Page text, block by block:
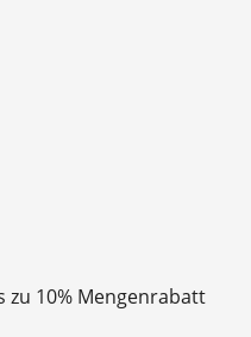
zu 10% Mengenrabatt